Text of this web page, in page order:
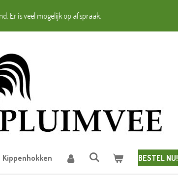
Er is veel mogelijk op afspraak.
Kippenhokken BESTEL NU!